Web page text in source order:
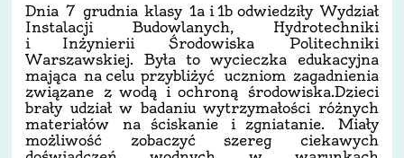
Dnia 7 grudnia klasy 1a i 1b odwiedziły Wydział
Instalacji Budowlanych, Hydrotechniki
i Inżynierii Środowiska Politechniki
Warszawskiej. Była to wycieczka edukacyjna
mająca na celu przybliżyć uczniom zagadnienia
związane z wodą i ochroną środowiska.Dzieci
brały udział w badaniu wytrzymałości różnych
materiałów na ściskanie i zgniatanie. Miały
możliwość zobaczyć szereg ciekawych